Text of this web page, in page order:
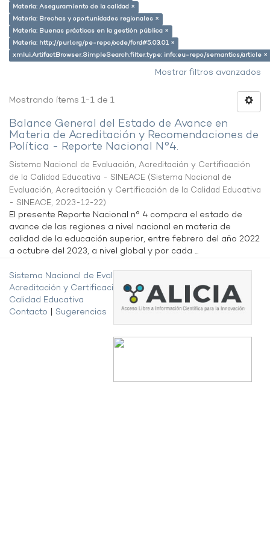
Materia: Aseguramiento de la calidad ×
Materia: Brechas y oportunidades regionales ×
Materia: Buenas prácticas en la gestión pública ×
Materia: http://purl.org/pe-repo/ocde/ford#5.03.01 ×
xmlui.ArtifactBrowser.SimpleSearch.filter.type: info:eu-repo/semantics/article ×
Mostrar filtros avanzados
Mostrando ítems 1-1 de 1
Balance General del Estado de Avance en
Materia de Acreditación y Recomendaciones de
Política - Reporte Nacional N°4.
Sistema Nacional de Evaluación, Acreditación y Certificación
de la Calidad Educativa - SINEACE (Sistema Nacional de
Evaluación, Acreditación y Certificación de la Calidad Educativa
- SINEACE, 2023-12-22)
El presente Reporte Nacional n° 4 compara el estado de
avance de las regiones a nivel nacional en materia de
calidad de la educación superior, entre febrero del año 2022
a octubre del 2023, a nivel global y por cada ...
Sistema Nacional de Evaluación,
Acreditación y Certificación de la
Calidad Educativa
Contacto
Sugerencias